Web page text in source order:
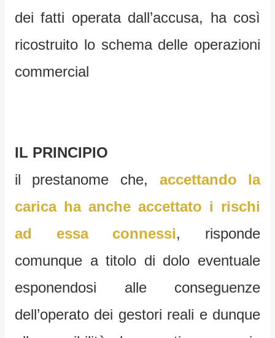
dei fatti operata dall’accusa, ha così
ricostruito lo schema delle operazioni
commercial
IL PRINCIPIO
il prestanome che, accettando la
carica ha anche accettato i rischi
ad essa connessi, risponde
comunque a titolo di dolo eventuale
esponendosi alle conseguenze
dell’operato dei gestori reali e dunque